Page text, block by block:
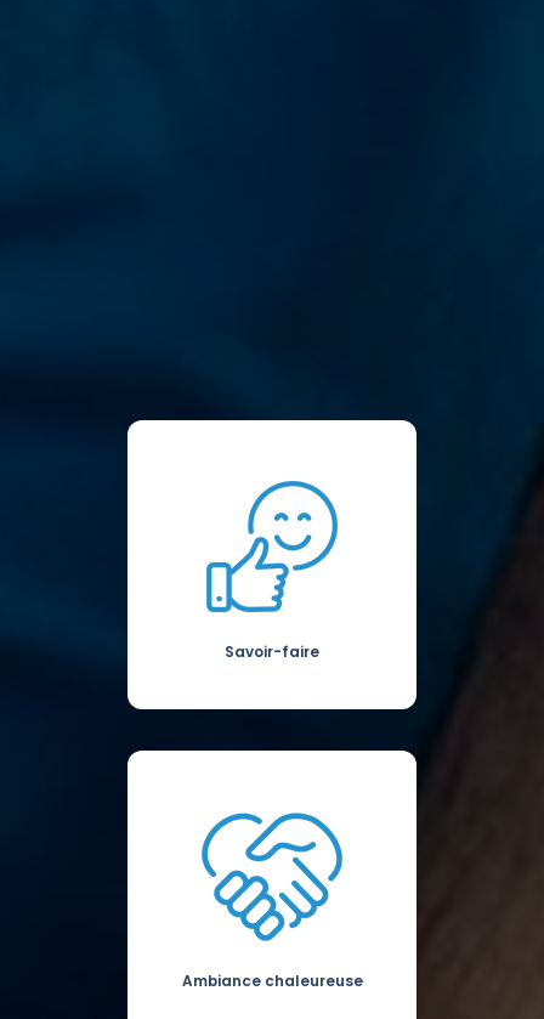
Savoir-faire
Ambiance chaleureuse